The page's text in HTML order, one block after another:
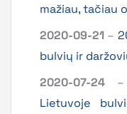
mažiau, tačiau
2020-09-21 –
bulvių ir
2020-07-24
Lietuvoje